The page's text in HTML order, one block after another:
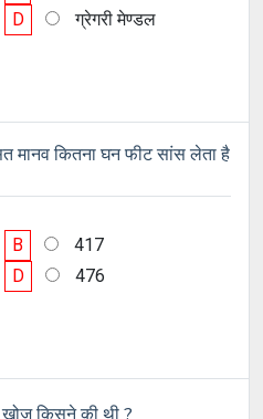
D ग्रेगरी मेण्डल
मानव कितना घन फीट सांस लेता है
B
417
D 476
किसने की थी ?